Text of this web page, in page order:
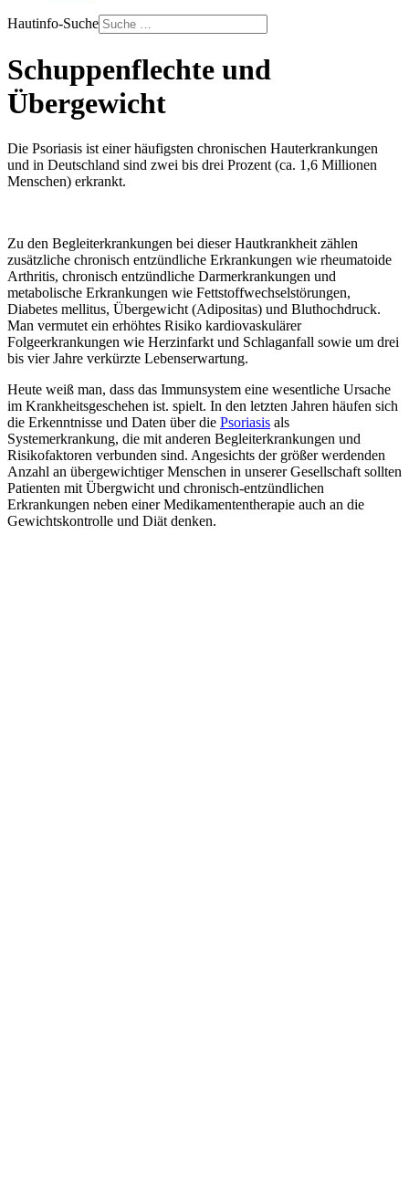
Hautinfo-Suche
Schuppenflechte und
Übergewicht
Die Psoriasis ist einer häufigsten chronischen Hauterkrankungen
und in Deutschland sind zwei bis drei Prozent (ca. 1,6 Millionen
Menschen) erkrankt.
Zu den Begleiterkrankungen bei dieser Hautkrankheit zählen
zusätzliche chronisch entzündliche Erkrankungen wie rheumatoide
Arthritis, chronisch entzündliche Darmerkrankungen und
metabolische Erkrankungen wie Fettstoffwechselstörungen,
Diabetes mellitus, Übergewicht (Adipositas) und Bluthochdruck.
Man vermutet ein erhöhtes Risiko kardiovaskulärer
Folgeerkrankungen wie Herzinfarkt und Schlaganfall sowie um drei
bis vier Jahre verkürzte Lebenserwartung.
Heute weiß man, dass das Immunsystem eine wesentliche Ursache
im Krankheitsgeschehen ist. spielt. In den letzten Jahren häufen sich
die Erkenntnisse und Daten über die Psoriasis als
Systemerkrankung, die mit anderen Begleiterkrankungen und
Risikofaktoren verbunden sind. Angesichts der größer werdenden
Anzahl an übergewichtiger Menschen in unserer Gesellschaft sollten
Patienten mit Übergwicht und chronisch-entzündlichen
Erkrankungen neben einer Medikamententherapie auch an die
Gewichtskontrolle und Diät denken.